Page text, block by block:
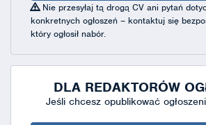
Nie przesyłaj tą drogą CV ani pytań
konkretnych ogłoszeń – kontaktuj się
który ogłosił nabór.
DLA REDAKTORÓW
Jeśli chcesz opublikować